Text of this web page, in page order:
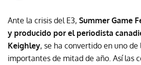
Ante la crisis del E3, Summer Game
y producido por el periodista
Keighley, se ha convertido en uno de
importantes de mitad de año. Así las